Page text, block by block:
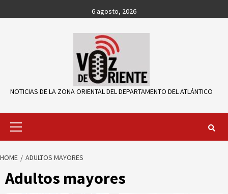
to
6 agosto, 2026
NOTICIAS DE LA ZONA ORIENTAL DEL DEPARTAMENTO DEL ATLÁNTICO
Primary
HOME ADULTOS MAYORES
Adultos mayores